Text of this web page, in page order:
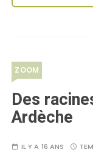
ZOOM
Des
Ardèche
IL Y A 16 ANS